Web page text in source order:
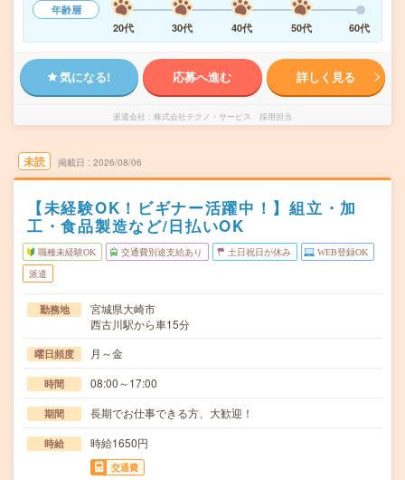
年齢層
20代
30代 40代 50代 60代
気になる! 応募へ進む 詳しく見る
派遣会社 株式会社テクノ・サービス 採用担当
未読 掲載日 2026/08/06
【未経験OK！ビギナー活躍中！】組立・加
工・食品製造など/日払いOK
職種未経験OK 交通費別途支給あり 土日祝日が休み WEB登録OK
派遣
勤務地
宮城県大崎市
西古川駅から車15分
曜日頻度 月～金
時間 08:00～17:00
期間 長期でお仕事できる方、大歓迎！
時給 時給1650円
交通費